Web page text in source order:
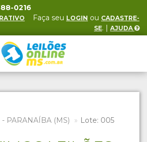
0216
Faça seu LOGIN ou CADASTRE-
SE. | AJUDA
- PARANAÍBA (MS)
Lote: 005